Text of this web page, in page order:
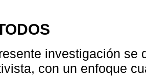
investigación se
con un enfoque